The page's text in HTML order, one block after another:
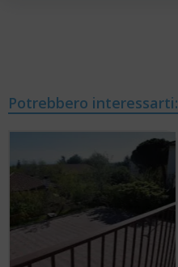
Potrebbero interessarti: